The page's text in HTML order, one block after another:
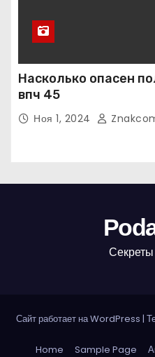
Насколько опасен
впч 45
Ноя 1, 2024
Сайт работает на WordPress |
Home Sample Page